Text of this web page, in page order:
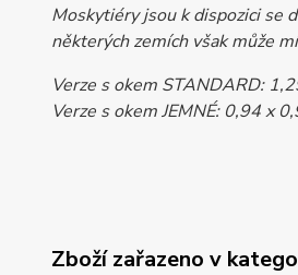
Moskytiéry jsou k dispozici se
některých zemích však může
Verze s okem STANDARD:
Verze s okem JEMNÉ: 0,94 x
Zboží zařazeno v